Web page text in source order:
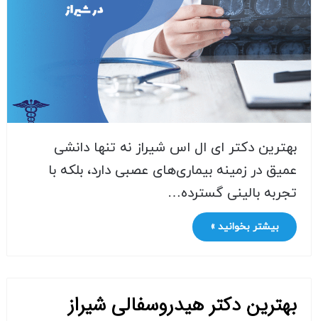
بهترین دکتر ای ال اس شیراز نه تنها دانشی
عمیق در زمینه بیماری‌های عصبی دارد، بلکه با
تجربه بالینی گسترده…
بیشتر بخوانید »
بهترین دکتر هیدروسفالی شیراز